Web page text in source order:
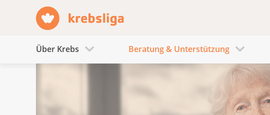
Über Krebs Beratung & Unterstützung